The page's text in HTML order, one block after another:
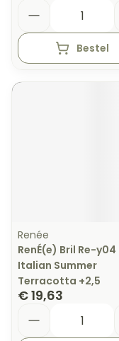
Bestel
Renée
RenÉ(e) Bril Re-y04
Italian Summer
Terracotta +2,5
€ 19,63